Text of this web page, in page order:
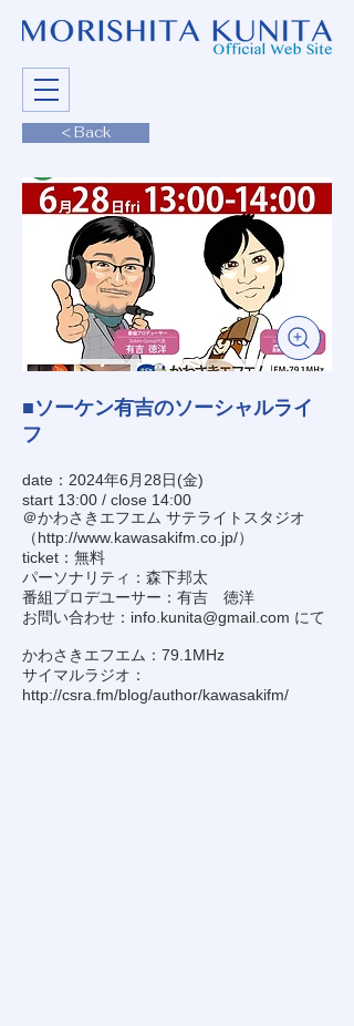
< Back
■ソーケン有吉のソーシャルライ
フ
date：2024年6月28日(金)
start 13:00 / close 14:00
＠かわさきエフエム サテライトスタジオ
（http://www.kawasakifm.co.jp/）
ticket：無料
パーソナリティ：森下邦太
番組プロデユーサー：有吉 徳洋
お問い合わせ： info.kunita@gmail.com にて
かわさきエフエム：79.1MHz
サイマルラジオ：
http://csra.fm/blog/author/kawasakifm/